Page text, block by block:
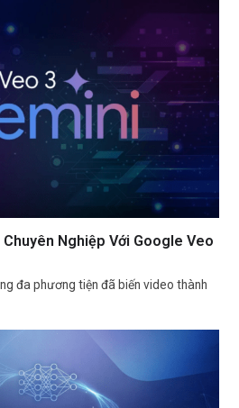
Nghiệp Với Google Veo
đa phương tiện đã biến video thành